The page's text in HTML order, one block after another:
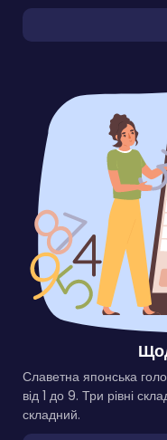
Славетна японська
від 1 до 9. Три рівні
складний.